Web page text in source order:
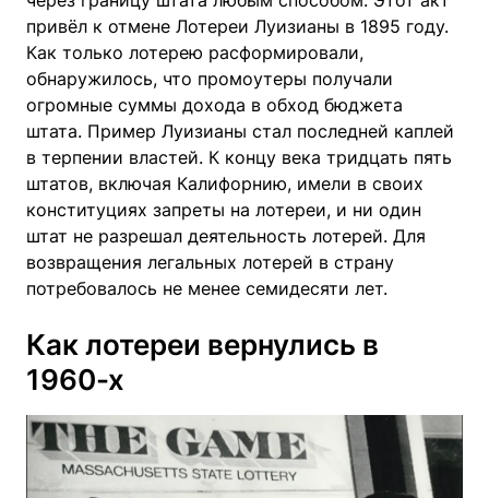
привёл к отмене Лотереи Луизианы в 1895 году.
Как только лотерею расформировали,
обнаружилось, что промоутеры получали
огромные суммы дохода в обход бюджета
штата. Пример Луизианы стал последней каплей
в терпении властей. К концу века тридцать пять
штатов, включая Калифорнию, имели в своих
конституциях запреты на лотереи, и ни один
штат не разрешал деятельность лотерей. Для
возвращения легальных лотерей в страну
потребовалось не менее семидесяти лет.
Как лотереи вернулись в
1960-х